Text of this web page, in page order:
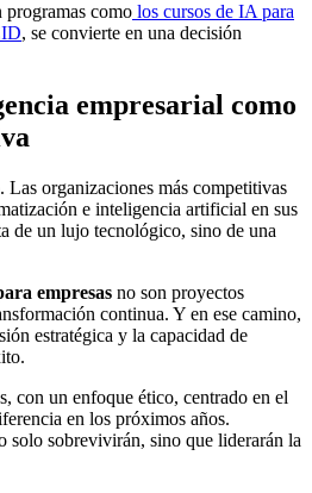
programas como los cursos de IA para
, se convierte en una decisión
empresarial como
Las organizaciones más competitivas
e inteligencia artificial en sus
de un lujo tecnológico, sino de una
empresas no son proyectos
continua. Y en ese camino,
estratégica y la capacidad de
con un enfoque ético, centrado en el
en los próximos años.
solo sobrevivirán, sino que liderarán la